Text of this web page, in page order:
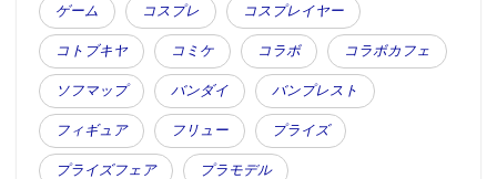
ゲーム コスプレ コスプレイヤー
コトブキヤ コミケ コラボ コラボカフェ
ソフマップ バンダイ バンプレスト
フィギュア フリュー プライズ
プライズフェア プラモデル